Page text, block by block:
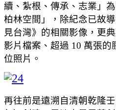
續、紮根、傳承、志業」
柏林空間」，除紀念已故
見台灣》的相關影像，更
影片檔案、超過 10 萬張的
位照片。
再往前是遠溯自清朝乾隆